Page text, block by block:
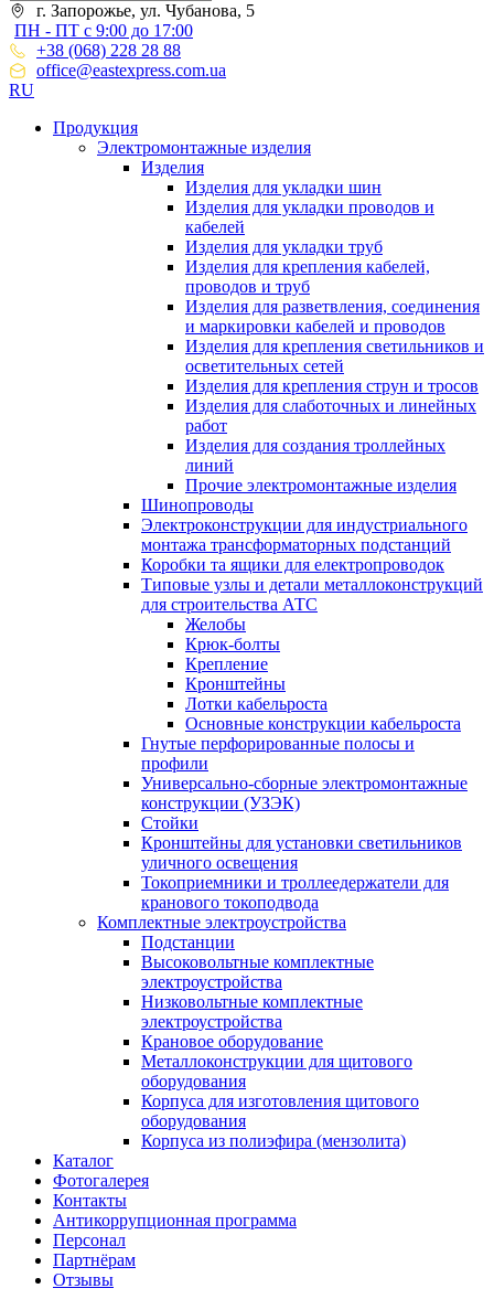
г. Запорожье, ул. Чубанова, 5
ПН - ПТ с 9:00 до 17:00
+38 (068) 228 28 88
office@eastexpress.com.ua
RU
Продукция
Электромонтажные изделия
Изделия
Изделия для укладки шин
Изделия для укладки проводов и
кабелей
Изделия для укладки труб
Изделия для крепления кабелей,
проводов и труб
Изделия для разветвления, соединения
и маркировки кабелей и проводов
Изделия для крепления светильников и
осветительных сетей
Изделия для крепления струн и тросов
Изделия для слаботочных и линейных
работ
Изделия для создания троллейных
линий
Прочие электромонтажные изделия
Шинопроводы
Электроконструкции для индустриального
монтажа трансформаторных подстанций
Коробки та ящики для електропроводок
Типовые узлы и детали металлоконструкций
для строительства АТС
Желобы
Крюк-болты
Крепление
Кронштейны
Лотки кабельроста
Основные конструкции кабельроста
Гнутые перфорированные полосы и
профили
Универсально-сборные электромонтажные
конструкции (УЗЭК)
Стойки
Кронштейны для установки светильников
уличного освещения
Токоприемники и троллеедержатели для
кранового токоподвода
Комплектные электроустройства
Подстанции
Высоковольтные комплектные
электроустройства
Низковольтные комплектные
электроустройства
Крановое оборудование
Металлоконструкции для щитового
оборудования
Корпуса для изготовления щитового
оборудования
Корпуса из полиэфира (мензолита)
Каталог
Фотогалерея
Контакты
Антикоррупционная программа
Персонал
Партнёрам
Отзывы